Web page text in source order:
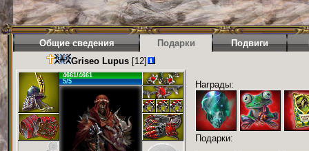
Общие сведения Подарки Подвиги
Griseo Lupus [12]
4661/4661
5/5
Награды:
Подарки: